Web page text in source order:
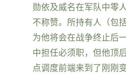
勋依及威名在军队中零
不称赞。所持有人（包
为他将会在战争终止后
中担任必须职，但他顶
点调度前端来到了刚刚